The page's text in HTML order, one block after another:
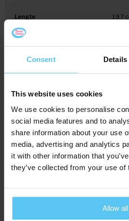
Consent Details
This website uses cookies
We use cookies to personalise
social media features and to
share information about your use
media, advertising and analytics
it with other information that
they’ve collected from your use of
Allow all
Lengte 19.7